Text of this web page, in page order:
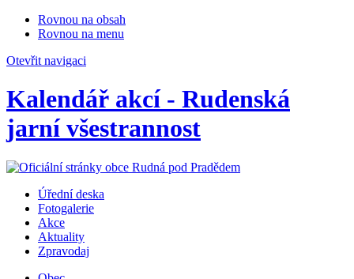
Rovnou na obsah
Rovnou na menu
Otevřit navigaci
Kalendář akcí - Rudenská
jarní všestrannost
Úřední deska
Fotogalerie
Akce
Aktuality
Zpravodaj